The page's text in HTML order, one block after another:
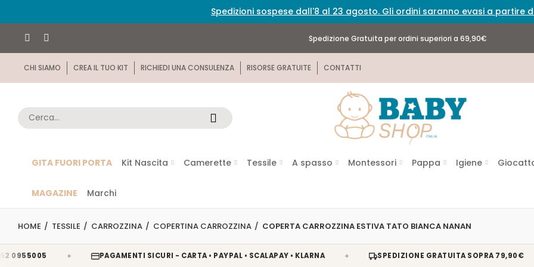
Spedizioni sospese dall'8 al 23 agosto. Gli ordini saranno evasi a partire
Spedizione Gratuita per ordini superiori a 69,90€
CHI SIAMO CREA IL TUO KIT RICHIEDI UNA CONSULENZA RISORSE GRATUITE CONTATTI
GITA FUORI PORTA Kit Nascita Camerette Tessile A spasso Montessori Pappa Igiene
MAGAZINE Marchi
HOME TESSILE CARROZZINA COPERTINA CARROZZINA COPERTA CARROZZINA ESTIVA TATO BIANCA NANAN
✦ PAGAMENTI SICURI - CARTA • PAYPAL • SCALAPAY • KLARNA ✦ SPEDIZIONE GRATUITA SOPRA 79,90€ ✦